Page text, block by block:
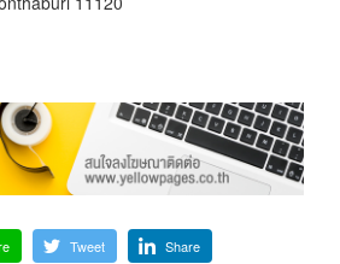
Tweet Share